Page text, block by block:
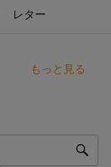
レター
もっと見る